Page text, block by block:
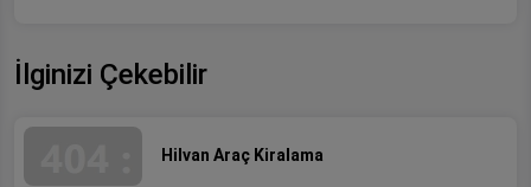
İlginizi Çekebilir
Hilvan Araç Kiralama